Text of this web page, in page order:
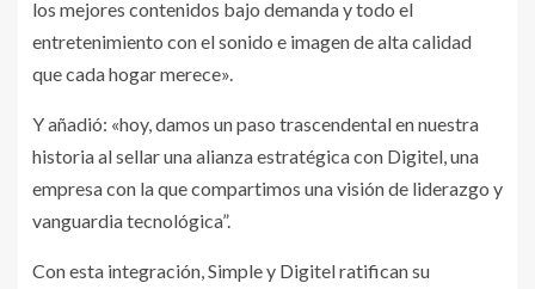
los mejores contenidos bajo demanda y todo el
entretenimiento con el sonido e imagen de alta calidad
que cada hogar merece».
Y añadió: «hoy, damos un paso trascendental en nuestra
historia al sellar una alianza estratégica con Digitel, una
empresa con la que compartimos una visión de liderazgo y
vanguardia tecnológica”.
Con esta integración, Simple y Digitel ratifican su